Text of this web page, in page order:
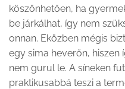
köszönhetően, ha
be járkálhat, így nem
onnan. Eközben mégis
egy sima heverőn, hiszen
nem gurul le. A síneken
praktikusabbá teszi a